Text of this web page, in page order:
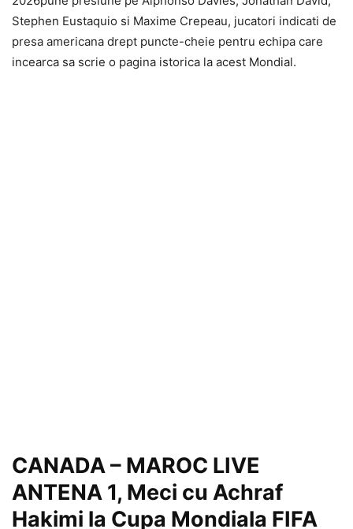
Stephen Eustaquio si Maxime Crepeau, jucatori indicati de
presa americana drept puncte-cheie pentru echipa care
incearca sa scrie o pagina istorica la acest Mondial.
CANADA – MAROC LIVE
ANTENA 1, Meci cu Achraf
Hakimi la Cupa Mondiala FIFA